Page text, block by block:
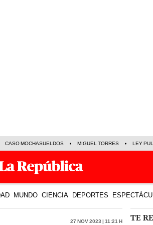
MUNDO CIENCIA DEPORTES
27 Nov 2023 | 11:21 h TE